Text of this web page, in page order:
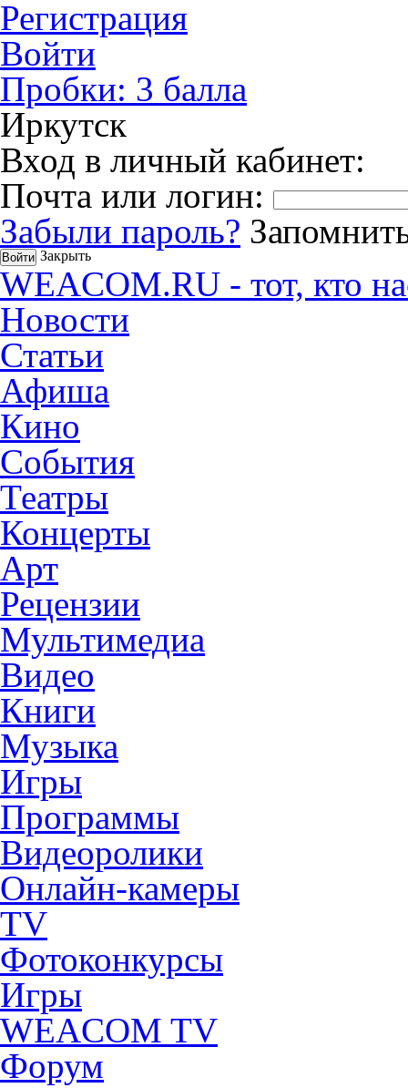
Регистрация
Войти
Пробки: 3 балла
Иркутск
Вход в личный кабинет:
Почта или логин:
Забыли пароль?
Закрыть
WEACOM.RU - тот, кто
Новости
Статьи
Афиша
Кино
События
Театры
Концерты
Арт
Рецензии
Мультимедиа
Видео
Книги
Музыка
Игры
Программы
Видеоролики
Онлайн-камеры
TV
Фотоконкурсы
Игры
WEACOM TV
Форум